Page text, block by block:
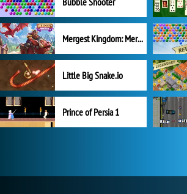
Mergest Kingdom: Merge Puzzle
Little Big Snake.io
Prince of Persia 1